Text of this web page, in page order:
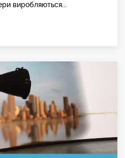
виробляються...